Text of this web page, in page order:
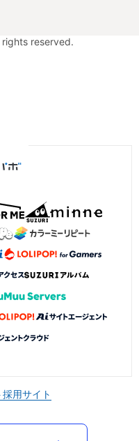
reserved.
採用サイト